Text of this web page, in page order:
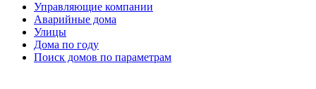
Главное меню
Управляющие компании
Аварийные дома
Улицы
Дома по году
Поиск домов по параметрам